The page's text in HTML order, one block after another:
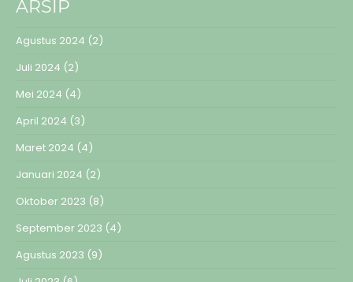
ARSIP
Agustus 2024 (2)
Juli 2024 (2)
Mei 2024 (4)
April 2024 (3)
Maret 2024 (4)
Januari 2024 (2)
Oktober 2023 (8)
September 2023 (4)
Agustus 2023 (9)